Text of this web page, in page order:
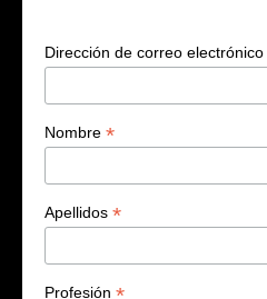
Dirección de correo electrónico
Nombre *
Apellidos *
Profesión